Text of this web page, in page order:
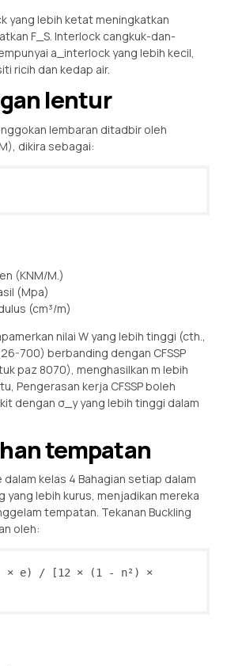
yang lebih ketat meningkatkan
F_S. Interlock cangkuk-dan-
a_interlock yang lebih kecil,
ricih dan kedap air.
lentur
lembaran ditadbir oleh
dikira sebagai:
(KNM/M.)
(Mpa)
(cm³/m)
nilai W yang lebih tinggi (cth.,
700) berbanding dengan CFSSP
paz 8070), menghasilkan m lebih
Pengerasan kerja CFSSP boleh
dengan σ_y yang lebih tinggi dalam
tempatan
dalam kelas 4 Bahagian setiap dalam
yang lebih kurus, menjadikan mereka
tempatan. Tekanan Buckling
oleh:
× e) / [12 × (1 - n²) ×